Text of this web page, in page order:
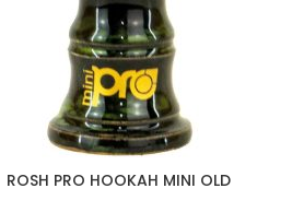
ROSH PRO HOOKAH MINI OLD